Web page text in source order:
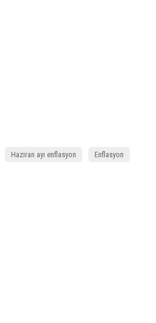
Haziran ayı enflasyon Enflasyon